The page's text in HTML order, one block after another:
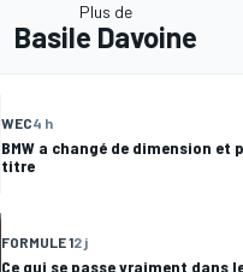
Plus de
Basile Davoine
WEC4 h
BMW a changé de dimension et
titre
FORMULE 12 j
Ce qui se passe vraiment dans